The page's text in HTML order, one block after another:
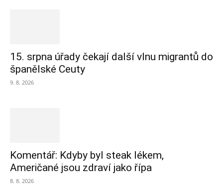
15. srpna úřady čekají další vlnu migrantů do
španělské Ceuty
9. 8. 2026
Komentář: Kdyby byl steak lékem,
Američané jsou zdraví jako řípa
8. 8. 2026